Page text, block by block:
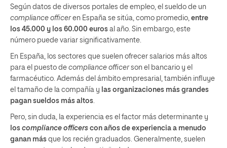
Según datos de diversos portales de empleo, el sueldo de un
compliance officeren España se sitúa, como promedio, entre
los 45.000 y los 60.000 euros al año. Sin embargo, este
número puede variar significativamente.
En España, los sectores que suelen ofrecer salarios más altos
para el puesto de compliance officerson el bancario y el
farmacéutico. Además del ámbito empresarial, también influye
el tamaño de la compañía y las organizaciones más grandes
pagan sueldos más altos.
Pero, sin duda, la experiencia es el factor más determinante y
los compliance officers con años de experiencia a menudo
ganan más que los recién graduados. Generalmente, suelen